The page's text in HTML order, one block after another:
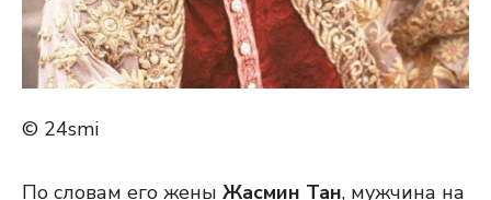
© 24smi
По словам его жены Жасмин Тан, мужчина на